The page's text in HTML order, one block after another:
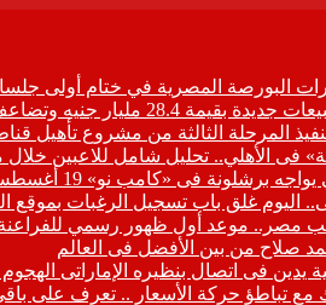
البورصة المصرية في ختام أولى
معدلات التسليم خلال النصف الأول من 2026
المرحلة الثالثة من مشروع تأهيل
فى الأهلي.. تحليل شامل للاعبين خلال
برشلونة فى «كامب نو» 19 أغسطس
اليوم غلق باب تسجيل الرغبات بموقع
مصر.. موعد أول ظهور رسمي
صلاح من بين الأفضل فى العالم
يدين فى اتصال بنظيره الإماراتى
مع تباطؤ حركة الأسعار .. تعرف على